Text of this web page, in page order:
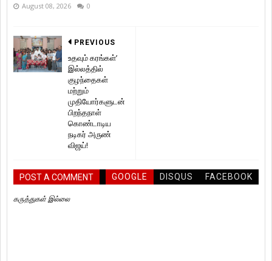
August 08, 2026 0
PREVIOUS
உதவும் கரங்கள்’
இல்லத்தில்
குழந்தைகள்
மற்றும்
முதியோர்களுடன்
பிறந்தநாள்
கொண்டாடிய
நடிகர் அருண்
விஜய்!
POST A COMMENT GOOGLE DISQUS FACEBOOK
கருத்துகள் இல்லை